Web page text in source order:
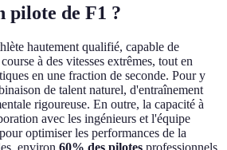
pilote de F1 ?
hautement qualifié, capable de
à des vitesses extrêmes, tout en
en une fraction de seconde. Pour y
de talent naturel, d'entraînement
rigoureuse. En outre, la capacité à
avec les ingénieurs et l'équipe
optimiser les performances de la